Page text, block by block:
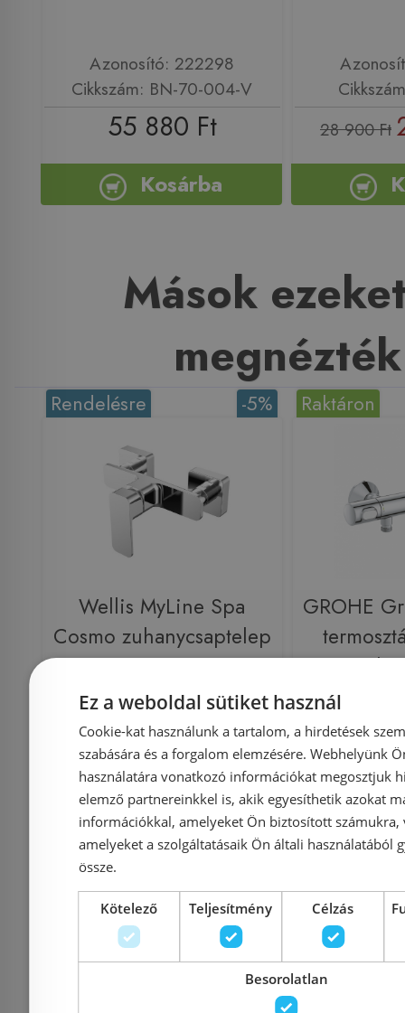
Azonosító: 222298
Cikkszám: BN-70-004-V
55 880 Ft
Kosárba
28 900 Ft
Mások
megnézték
-5%
Rendelésre
Wellis MyLine Spa
Cosmo zuhanycsaptelep
ACS0206
Azonosító: 165845
Cikkszám: ACS0206
44 900 Ft 42 650 Ft
Kosárba
Raktáron
GROHE
46 900 Ft
-15%
Raktáron Raktáron
Ez a weboldal sütiket használ
Cookie-kat használunk a tartalom, a hirdetések
szabására és a forgalom elemzésére. Webhelyünk
használatára vonatkozó információkat megosztjuk
elemző partnereinkkel is, akik egyesíthetik azokat
információkkal, amelyeket Ön biztosított számukra,
amelyeket a szolgáltatásaik Ön általi használatából
össze.
Kötelező Teljesítmény Célzás
Besorolatlan